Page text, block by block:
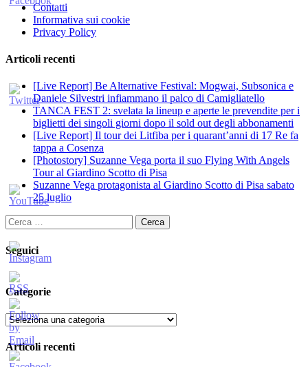
Contatti
Informativa sui cookie
Privacy Policy
Articoli recenti
[Live Report] Be Alternative Festival: Mogwai, Subsonica e
Daniele Silvestri infiammano il palco di Camigliatello
TANCA FEST 2: svelata la lineup e aperte le prevendite per i
biglietti dei singoli giorni dopo il sold out degli abbonamenti
[Live Report] Il tour dei Litfiba per i quarant’anni di 17 Re fa
tappa a Cosenza
[Photostory] Suzanne Vega porta il suo Flying With Angels
Tour al Giardino Scotto di Pisa
Suzanne Vega protagonista al Giardino Scotto di Pisa sabato
25 luglio
Ricerca
per:
Seguici
Categorie
Categorie
Articoli recenti